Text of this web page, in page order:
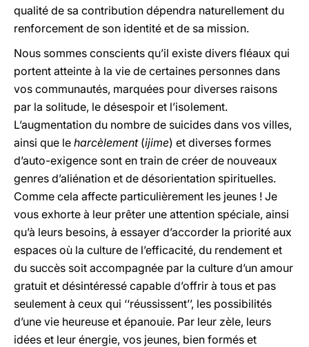
qualité de sa contribution dépendra naturellement du
renforcement de son identité et de sa mission.
Nous sommes conscients qu’il existe divers fléaux qui
portent atteinte à la vie de certaines personnes dans
vos communautés, marquées pour diverses raisons
par la solitude, le désespoir et l’isolement.
L’augmentation du nombre de suicides dans vos villes,
ainsi que le harcèlement(ijime) et diverses formes
d’auto-exigence sont en train de créer de nouveaux
genres d’aliénation et de désorientation spirituelles.
Comme cela affecte particulièrement les jeunes ! Je
vous exhorte à leur prêter une attention spéciale, ainsi
qu’à leurs besoins, à essayer d’accorder la priorité aux
espaces où la culture de l’efficacité, du rendement et
du succès soit accompagnée par la culture d’un amour
gratuit et désintéressé capable d’offrir à tous et pas
seulement à ceux qui ‘‘réussissent’’, les possibilités
d’une vie heureuse et épanouie. Par leur zèle, leurs
idées et leur énergie, vos jeunes, bien formés et